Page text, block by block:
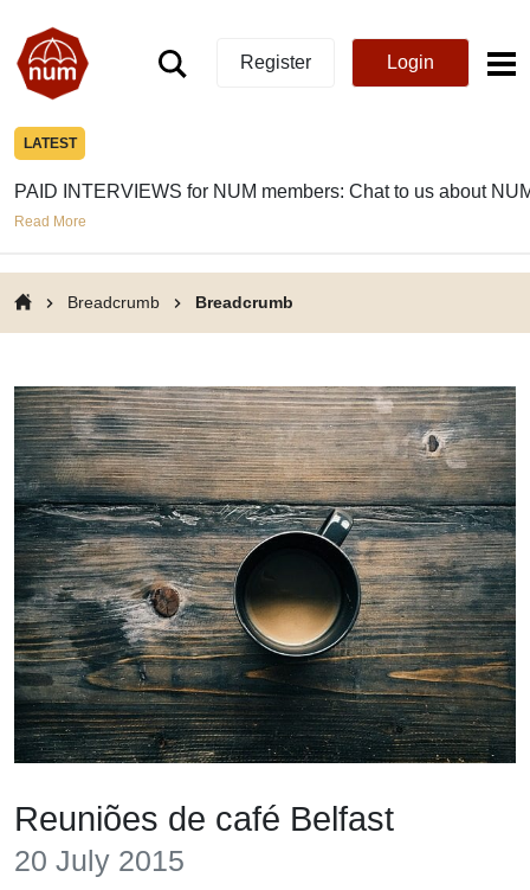
Register Login
LATEST
PAID INTERVIEWS for NUM members: Chat to us about
Read More
Breadcrumb Breadcrumb
Reuniões de café Belfast
20 July 2015